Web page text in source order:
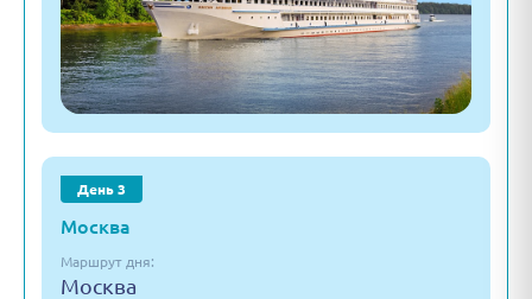
День 3
Москва
Маршрут дня:
Москва